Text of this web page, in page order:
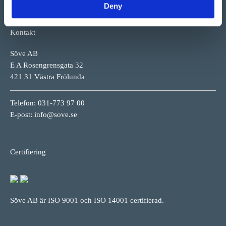
Deny
Kontakt
Söve AB
E A Rosengrensgata 32
421 31 Västra Frölunda
Telefon: 031-773 97 00
E-post: info@sove.se
Certifiering
Söve AB är ISO 9001 och ISO 14001 certifierad.